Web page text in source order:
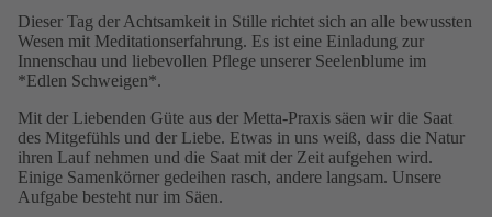
Dieser Tag der Achtsamkeit in Stille richtet sich an alle bewussten
Wesen mit Meditationserfahrung. Es ist eine Einladung zur
Innenschau und liebevollen Pflege unserer Seelenblume im
*Edlen Schweigen*.
Mit der Liebenden Güte aus der Metta-Praxis säen wir die Saat
des Mitgefühls und der Liebe. Etwas in uns weiß, dass die Natur
ihren Lauf nehmen und die Saat mit der Zeit aufgehen wird.
Einige Samenkörner gedeihen rasch, andere langsam. Unsere
Aufgabe besteht nur im Säen.